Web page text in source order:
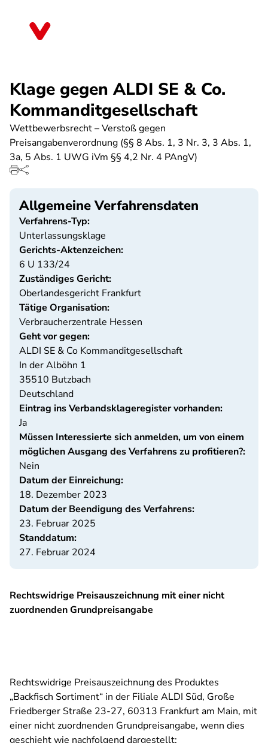
Klage gegen ALDI SE & Co.
Kommanditgesellschaft
Wettbewerbsrecht – Verstoß gegen
Preisangabenverordnung (§§ 8 Abs. 1, 3 Nr. 3, 3 Abs. 1,
3a, 5 Abs. 1 UWG iVm §§ 4,2 Nr. 4 PAngV)
Allgemeine Verfahrensdaten
Verfahrens-Typ:
Unterlassungsklage
Gerichts-Aktenzeichen:
6 U 133/24
Zuständiges Gericht:
Oberlandesgericht Frankfurt
Tätige Organisation:
Verbraucherzentrale Hessen
Geht vor gegen:
ALDI SE & Co Kommanditgesellschaft
In der Alböhn 1
35510 Butzbach
Deutschland
Eintrag ins Verbandsklageregister vorhanden:
Ja
Müssen Interessierte sich anmelden, um von einem
möglichen Ausgang des Verfahrens zu profitieren?:
Nein
Datum der Einreichung:
18. Dezember 2023
Datum der Beendigung des Verfahrens:
23. Februar 2025
Standdatum:
27. Februar 2024
Rechtswidrige Preisauszeichnung mit einer nicht
zuordnenden Grundpreisangabe
Rechtswidrige Preisauszeichnung des Produktes
„Backfisch Sortiment“ in der Filiale ALDI Süd, Große
Friedberger Straße 23-27, 60313 Frankfurt am Main, mit
einer nicht zuordnenden Grundpreisangabe, wenn dies
geschieht wie nachfolgend dargestellt: